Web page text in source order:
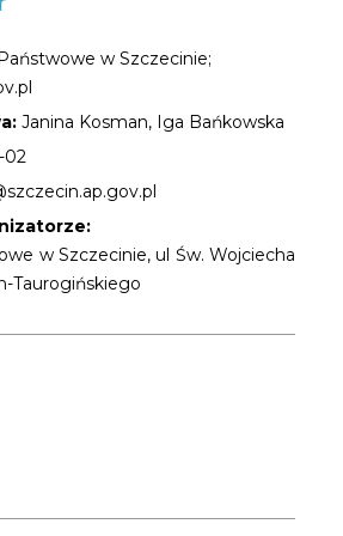
w Szczecinie;
Janina Kosman, Iga Bańkowska
02
w Szczecinie, ul Św. Wojciecha
Taurogińskiego